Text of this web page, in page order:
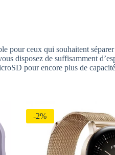
ceux qui souhaitent
disposez de suffisamment
pour encore plus de
-2%